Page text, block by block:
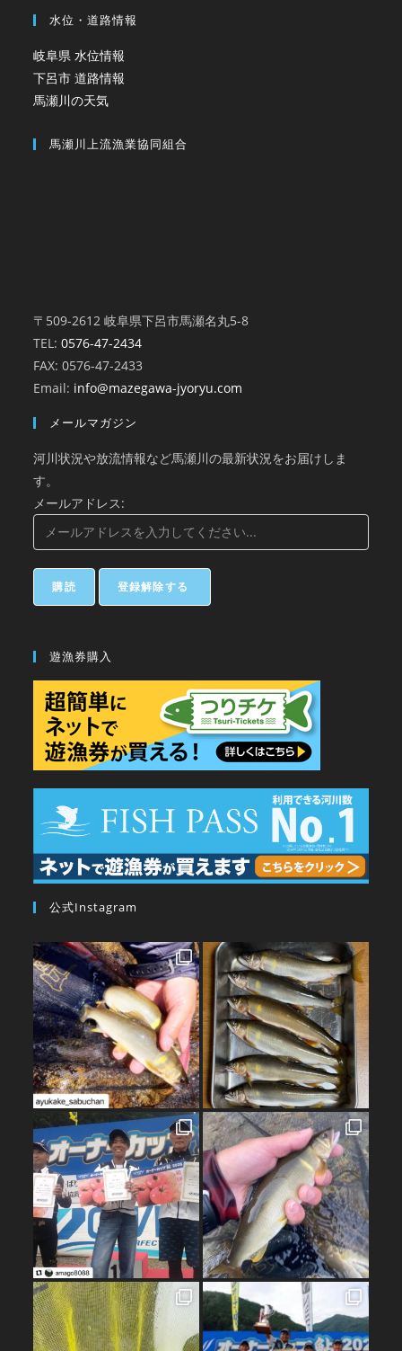
水位・道路情報
岐阜県 水位情報
下呂市 道路情報
馬瀬川の天気
馬瀬川上流漁業協同組合
〒509-2612 岐阜県下呂市馬瀬名丸5-8
TEL:0576-47-2434
FAX: 0576-47-2433
Email: info@mazegawa-jyoryu.com
メールマガジン
河川状況や放流情報など馬瀬川の最新状況をお届けしま
す。
メールアドレス:
遊漁券購入
公式Instagram